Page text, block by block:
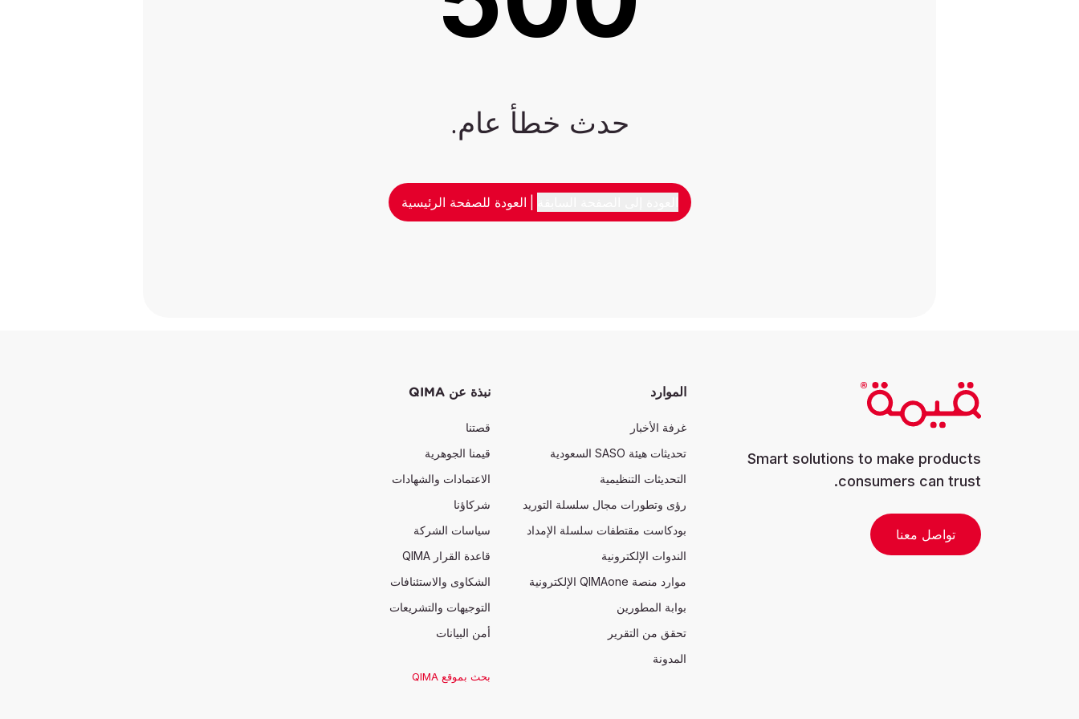
حدث خطأ عام.
العودة للصفحة الرئيسية
Smart solutions to make products
consumers can trust.
تواصل معنا
الموارد
غرفة الأخبار
تحديثات هيئة SASO السعودية
التحديثات التنظيمية
رؤى وتطورات مجال سلسلة التوريد
بودكاست مقتطفات سلسلة الإمداد
الندوات الإلكترونية
موارد منصة QIMAone الإلكترونية
بوابة المطورين
تحقق من التقرير
المدونة
نبذة عن QIMA
قصتنا
قيمنا الجوهرية
الاعتمادات والشهادات
شركاؤنا
سياسات الشركة
قاعدة القرار QIMA
الشكاوى والاستئنافات
التوجيهات والتشريعات
أمن البيانات
بحث بموقع QIMA